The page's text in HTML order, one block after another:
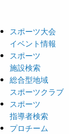
スポーツ大会
イベント情報
スポーツ
施設検索
総合型地域
スポーツクラブ
スポーツ
指導者検索
プロチーム